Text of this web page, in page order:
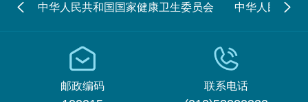
中华人民共和国国家健康卫生委员会 中华人民共和
邮政编码 联系电话